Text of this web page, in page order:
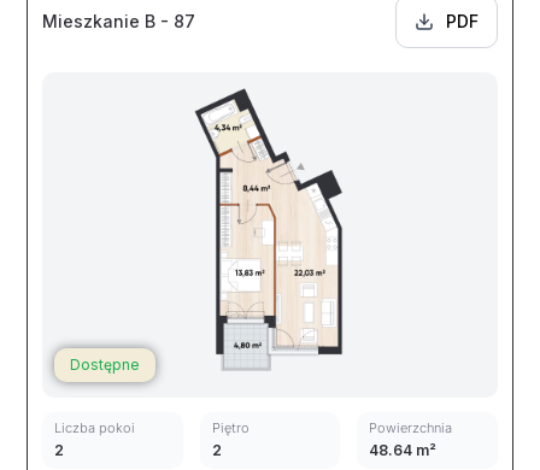
Mieszkanie B - 87 PDF
Dostępne
Liczba pokoi
2
Piętro
2
Powierzchnia
48.64 m²